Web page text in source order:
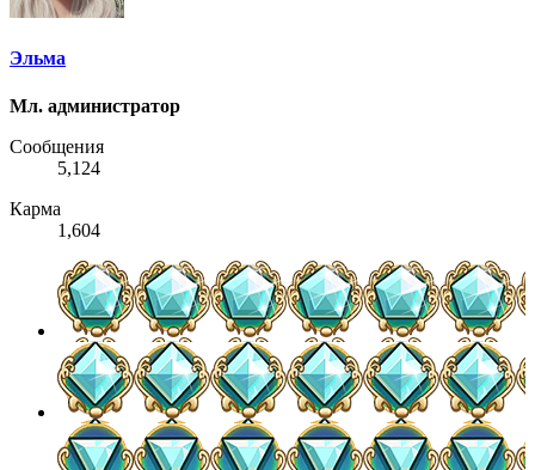
Эльма
Мл. администратор
Сообщения
5,124
Карма
1,604